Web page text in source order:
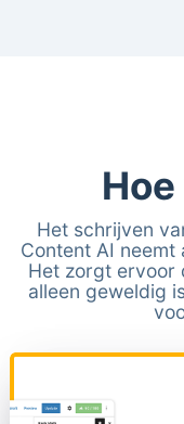
Het schrijven
Content AI
Het zorgt ervoor
alleen geweldig